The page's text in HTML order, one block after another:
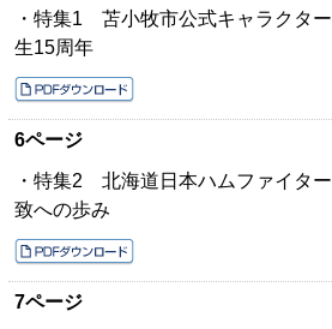
・特集1 苫小牧市公式キャラク
生15周年
6ページ
・特集2 北海道日本ハムファイタ
致への歩み
7ページ